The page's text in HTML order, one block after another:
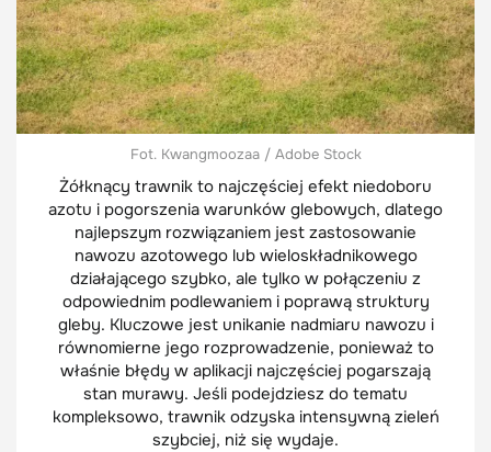
Fot. Kwangmoozaa / Adobe Stock
Żółknący trawnik to najczęściej efekt niedoboru
azotu i pogorszenia warunków glebowych, dlatego
najlepszym rozwiązaniem jest zastosowanie
nawozu azotowego lub wieloskładnikowego
działającego szybko, ale tylko w połączeniu z
odpowiednim podlewaniem i poprawą struktury
gleby. Kluczowe jest unikanie nadmiaru nawozu i
równomierne jego rozprowadzenie, ponieważ to
właśnie błędy w aplikacji najczęściej pogarszają
stan murawy. Jeśli podejdziesz do tematu
kompleksowo, trawnik odzyska intensywną zieleń
szybciej, niż się wydaje.